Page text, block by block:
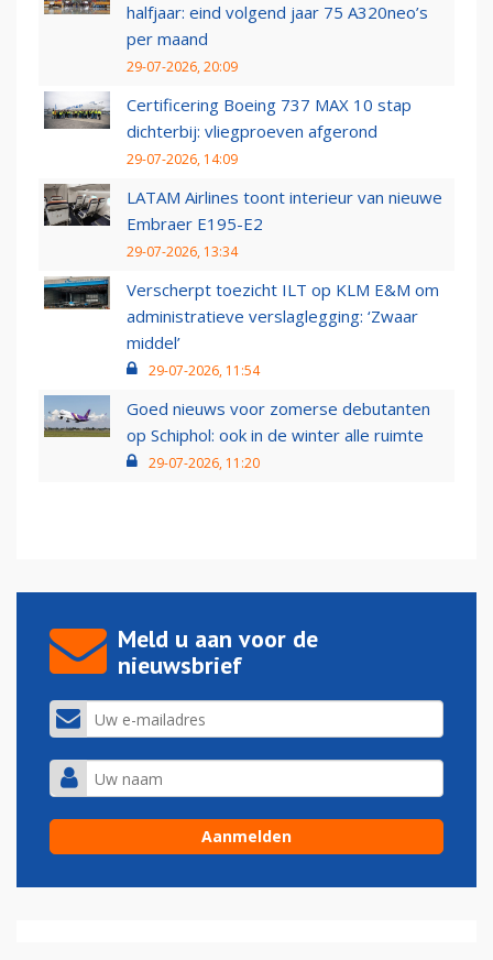
halfjaar: eind volgend jaar 75 A320neo’s
per maand
29-07-2026, 20:09
Certificering Boeing 737 MAX 10 stap
dichterbij: vliegproeven afgerond
29-07-2026, 14:09
LATAM Airlines toont interieur van nieuwe
Embraer E195-E2
29-07-2026, 13:34
Verscherpt toezicht ILT op KLM E&M om
administratieve verslaglegging: ‘Zwaar
middel’
29-07-2026, 11:54
Goed nieuws voor zomerse debutanten
op Schiphol: ook in de winter alle ruimte
29-07-2026, 11:20
Meld u aan voor de
nieuwsbrief